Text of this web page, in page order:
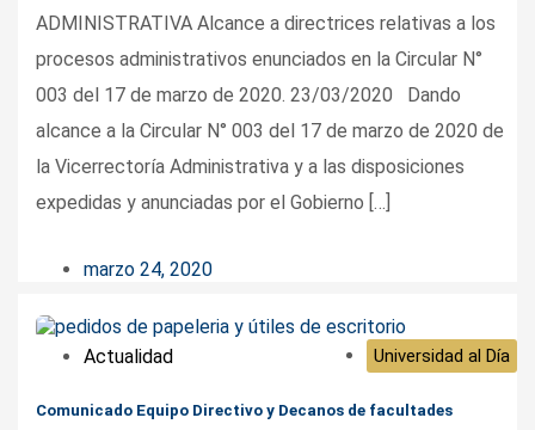
ADMINISTRATIVA Alcance a directrices relativas a los
procesos administrativos enunciados en la Circular N°
003 del 17 de marzo de 2020. 23/03/2020 Dando
alcance a la Circular N° 003 del 17 de marzo de 2020 de
la Vicerrectoría Administrativa y a las disposiciones
expedidas y anunciadas por el Gobierno […]
marzo 24, 2020
Actualidad Universidad al Día
Comunicado Equipo Directivo y Decanos de facultades